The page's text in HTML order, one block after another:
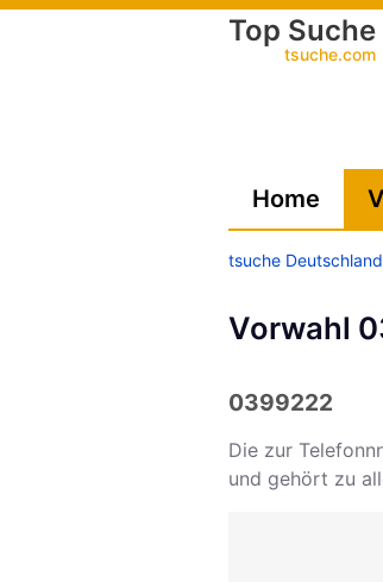
Top Suche
tsuche.com
Home
tsuche Deutschland
Vorwahl
0399222
Die zur
und gehört zu